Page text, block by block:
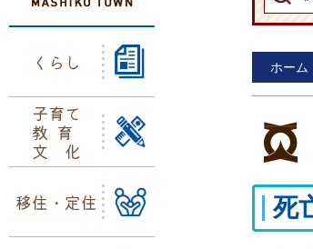
くらし
子育て
教育
文化
移住・定住
ホーム
死